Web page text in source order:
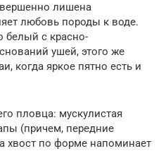
лишена
любовь породы к воде.
белый с красно-
ушей, этого же
когда яркое пятно есть и
пловца: мускулистая
(причем, передние
хвост по форме напоминает